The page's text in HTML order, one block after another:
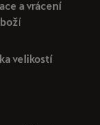
a vrácení
velikostí